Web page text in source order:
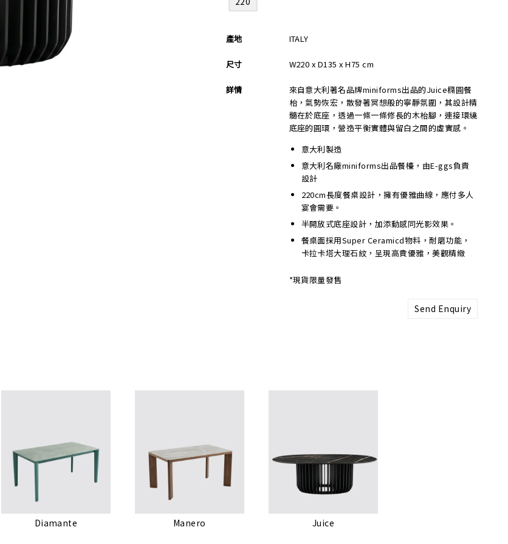
產地 ITALY
尺寸 W220 x D135 x H75 cm
詳情
來自意大利著名品牌miniforms出品的Juice橢圓餐
枱，氣勢恢宏，散發著冥想般的寧靜氛圍，其設計精
髓在於底座，透過一條一條修長的木枱腳，連接環繞
底座的圓環，營造平衡實體與留白之間的虛實感。
意大利製造
意大利名廠miniforms出品餐檯，由E-ggs負責
設計
220cm長度餐桌設計，擁有優雅曲線，應付多人
宴會需要。
半開放式底座設計，加添動感同光影效果。
餐桌面採用Super Ceramicd物料，耐磨功能，
卡拉卡塔大理石紋，呈現高貴優雅，美觀精緻
*現貨限量發售
Send Enquiry
Diamante Manero Juice